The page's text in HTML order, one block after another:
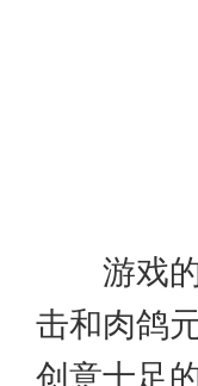
游戏
击和肉鸽
创意十足